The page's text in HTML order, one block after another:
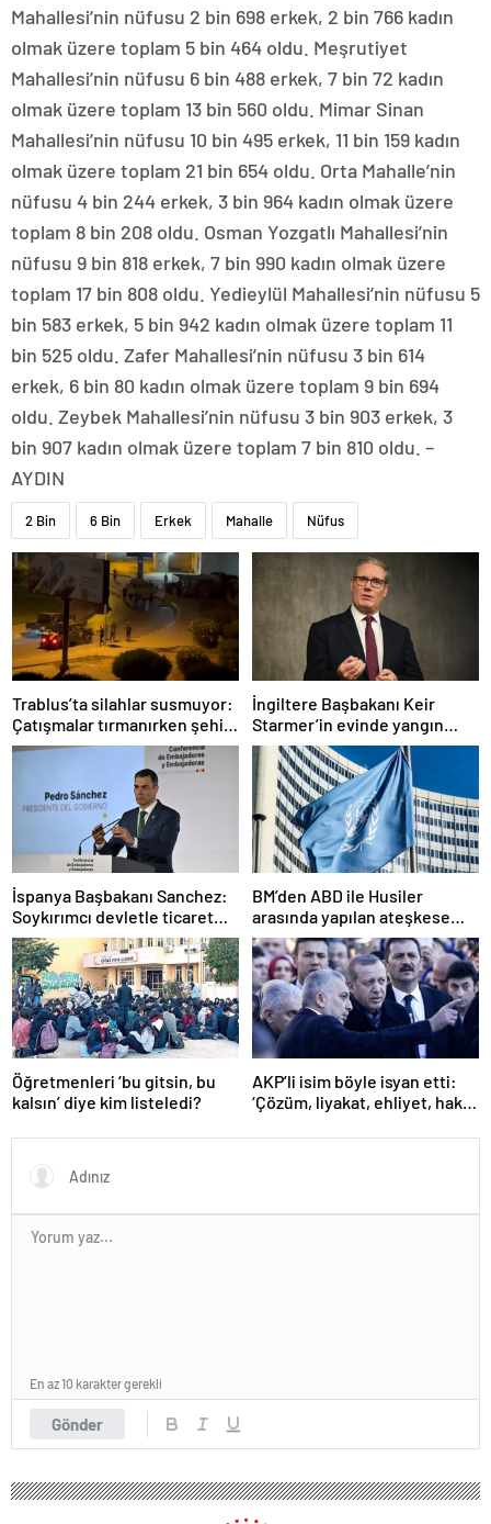
Mahallesi’nin nüfusu 2 bin 698 erkek, 2 bin 766 kadın
olmak üzere toplam 5 bin 464 oldu. Meşrutiyet
Mahallesi’nin nüfusu 6 bin 488 erkek, 7 bin 72 kadın
olmak üzere toplam 13 bin 560 oldu. Mimar Sinan
Mahallesi’nin nüfusu 10 bin 495 erkek, 11 bin 159 kadın
olmak üzere toplam 21 bin 654 oldu. Orta Mahalle’nin
nüfusu 4 bin 244 erkek, 3 bin 964 kadın olmak üzere
toplam 8 bin 208 oldu. Osman Yozgatlı Mahallesi’nin
nüfusu 9 bin 818 erkek, 7 bin 990 kadın olmak üzere
toplam 17 bin 808 oldu. Yedieylül Mahallesi’nin nüfusu 5
bin 583 erkek, 5 bin 942 kadın olmak üzere toplam 11
bin 525 oldu. Zafer Mahallesi’nin nüfusu 3 bin 614
erkek, 6 bin 80 kadın olmak üzere toplam 9 bin 694
oldu. Zeybek Mahallesi’nin nüfusu 3 bin 903 erkek, 3
bin 907 kadın olmak üzere toplam 7 bin 810 oldu. –
AYDIN
2 Bin 6 Bin Erkek Mahalle Nüfus
Trablus’ta silahlar susmuyor:
Çatışmalar tırmanırken şehir
alarmda
İngiltere Başbakanı Keir
Starmer’in evinde yangın
çıktı
İspanya Başbakanı Sanchez:
Soykırımcı devletle ticaret
yapmayız
BM’den ABD ile Husiler
arasında yapılan ateşkese
ilişkin değerlendirme
Öğretmenleri ‘bu gitsin, bu
kalsın’ diye kim listeledi?
AKP’li isim böyle isyan etti:
‘Çözüm, liyakat, ehliyet, hak,
Gönder
En az 10 karakter gerekli